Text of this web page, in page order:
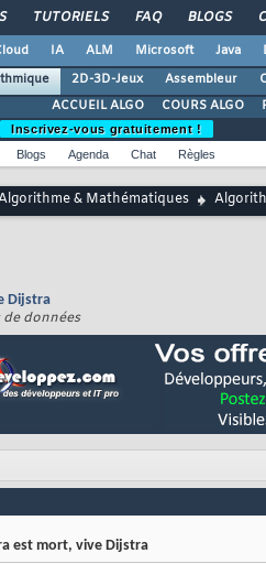
TUTORIELS FAQ BLOGS
IA ALM Microsoft Java
2D-3D-Jeux Assembleur
ACCUEIL ALGO
COURS ALGO
Inscrivez-vous gratuitement !
Blogs Agenda Chat Règles
& Mathématiques
Dijstra
données
est mort, vive Dijstra